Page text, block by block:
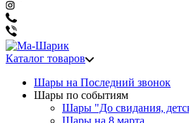
Каталог товаров
Шары на Последний звонок
Шары по событиям
Шары "До свидания,
Шары на 8 марта